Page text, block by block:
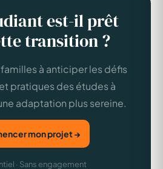
est-il prêt
transition ?
à anticiper les défis
pratiques des études à
adaptation plus sereine.
mon projet →
· Sans engagement